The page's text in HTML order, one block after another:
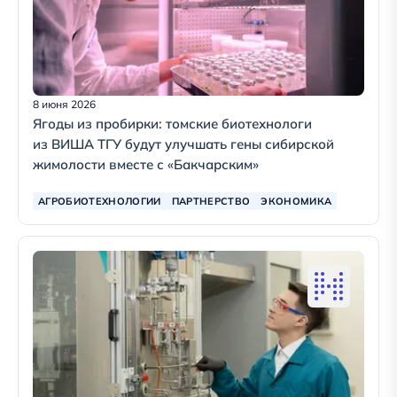
8 июня 2026
Ягоды из пробирки: томские биотехнологи
из ВИША ТГУ будут улучшать гены сибирской
жимолости вместе с «Бакчарским»
АГРОБИОТЕХНОЛОГИИ ПАРТНЕРСТВО ЭКОНОМИКА